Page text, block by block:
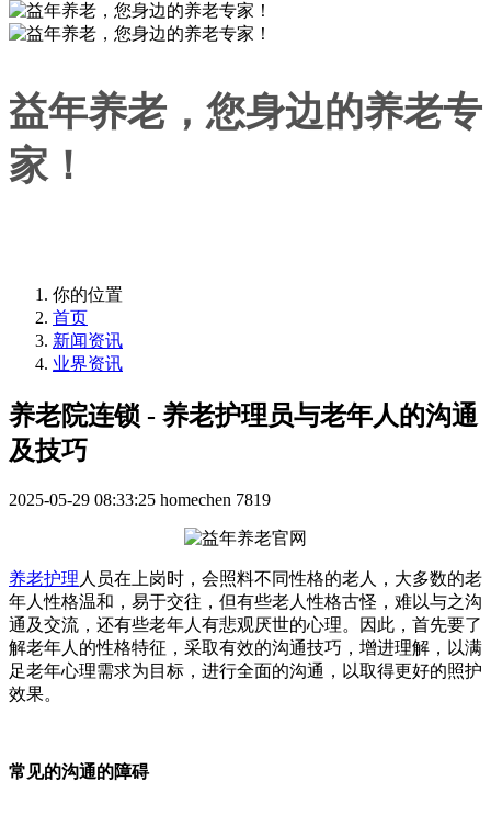
益年养老，您身边的养老专
家！
你的位置
首页
新闻资讯
业界资讯
养老院连锁 - 养老护理员与老年人的沟通
及技巧
2025-05-29 08:33:25 homechen 7819
养老护理 人员在上岗时，会照料不同性格的老人，大多数的老
年人性格温和，易于交往，但有些老人性格古怪，难以与之沟
通及交流，还有些老年人有悲观厌世的心理。因此，首先要了
解老年人的性格特征，采取有效的沟通技巧，增进理解，以满
足老年心理需求为目标，进行全面的沟通，以取得更好的照护
效果。
常见的沟通的障碍